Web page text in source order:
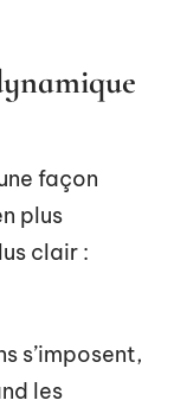
façon
plus
clair :
s’imposent,
les